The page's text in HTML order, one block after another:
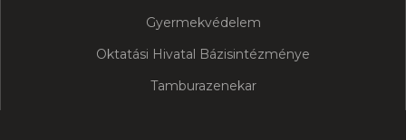
Gyermekvédelem
Oktatási Hivatal Bázisintézménye
Tamburazenekar